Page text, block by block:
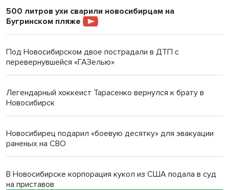
500 литров ухи сварили новосибирцам на
Бугринском пляже
Под Новосибирском двое пострадали в ДТП с
перевернувшейся «ГАЗелью»
Легендарный хоккеист Тарасенко вернулся к брату в
Новосибирск
Новосибирец подарил «боевую десятку» для эвакуации
раненых на СВО
В Новосибирске корпорация кукол из США подала в суд
на приставов